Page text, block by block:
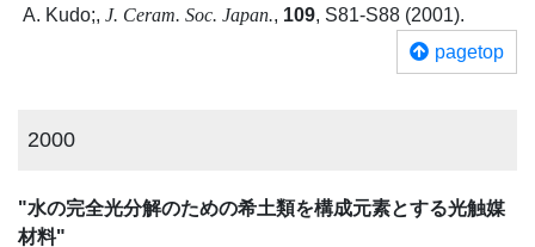
A. Kudo;, J. Ceram. Soc. Japan., 109, S81-S88 (2001).
pagetop
2000
"水の完全光分解のための希土類を構成元素とする光触媒
材料"